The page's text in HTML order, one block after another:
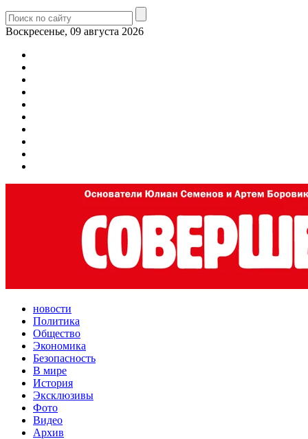
Воскресенье, 09 августа 2026
новости
Политика
Общество
Экономика
Безопасность
В мире
История
Эксклюзивы
Фото
Видео
Архив